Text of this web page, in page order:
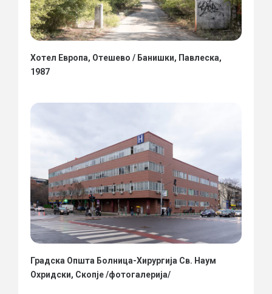
Хотел Европа, Отешево / Банишки, Павлеска,
1987
Градска Општа Болница-Хирургија Св. Наум
Охридски, Скопје /фотогалерија/